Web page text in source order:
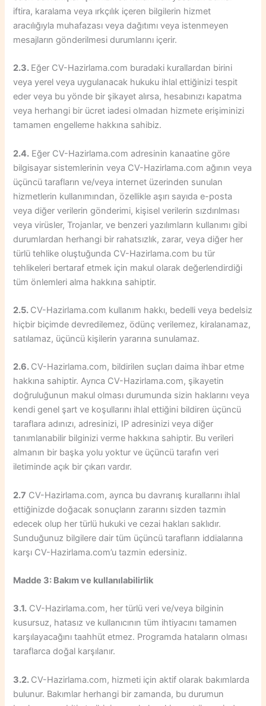
iftira, karalama veya ırkçılık içeren bilgilerin hizmet
aracılığıyla muhafazası veya dağıtımı veya istenmeyen
mesajların gönderilmesi durumlarını içerir.
2.3. Eğer CV-Hazirlama.com buradaki kurallardan birini
veya yerel veya uygulanacak hukuku ihlal ettiğinizi tespit
eder veya bu yönde bir şikayet alırsa, hesabınızı kapatma
veya herhangi bir ücret iadesi olmadan hizmete erişiminizi
tamamen engelleme hakkına sahibiz.
2.4. Eğer CV-Hazirlama.com adresinin kanaatine göre
bilgisayar sistemlerinin veya CV-Hazirlama.com ağının veya
üçüncü tarafların ve/veya internet üzerinden sunulan
hizmetlerin kullanımından, özellikle aşırı sayıda e-posta
veya diğer verilerin gönderimi, kişisel verilerin sızdırılması
veya virüsler, Trojanlar, ve benzeri yazılımların kullanımı gibi
durumlardan herhangi bir rahatsızlık, zarar, veya diğer her
türlü tehlike oluştuğunda CV-Hazirlama.com bu tür
tehlikeleri bertaraf etmek için makul olarak değerlendirdiği
tüm önlemleri alma hakkına sahiptir.
2.5. CV-Hazirlama.com kullanım hakkı, bedelli veya bedelsiz
hiçbir biçimde devredilemez, ödünç verilemez, kiralanamaz,
satılamaz, üçüncü kişilerin yararına sunulamaz.
2.6. CV-Hazirlama.com, bildirilen suçları daima ihbar etme
hakkına sahiptir. Ayrıca CV-Hazirlama.com, şikayetin
doğruluğunun makul olması durumunda sizin haklarını veya
kendi genel şart ve koşullarını ihlal ettiğini bildiren üçüncü
taraflara adınızı, adresinizi, IP adresinizi veya diğer
tanımlanabilir bilginizi verme hakkına sahiptir. Bu verileri
almanın bir başka yolu yoktur ve üçüncü tarafın veri
iletiminde açık bir çıkarı vardır.
2.7 CV-Hazirlama.com, ayrıca bu davranış kurallarını ihlal
ettiğinizde doğacak sonuçların zararını sizden tazmin
edecek olup her türlü hukuki ve cezai hakları saklıdır.
Sunduğunuz bilgilere dair tüm üçüncü tarafların iddialarına
karşı CV-Hazirlama.com’u tazmin edersiniz.
Madde 3: Bakım ve kullanılabilirlik
3.1. CV-Hazirlama.com, her türlü veri ve/veya bilginin
kusursuz, hatasız ve kullanıcının tüm ihtiyacını tamamen
karşılayacağını taahhüt etmez. Programda hataların olması
taraflarca doğal karşılanır.
3.2. CV-Hazirlama.com, hizmeti için aktif olarak bakımlarda
bulunur. Bakımlar herhangi bir zamanda, bu durumun